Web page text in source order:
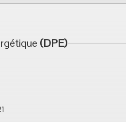
(DPE)